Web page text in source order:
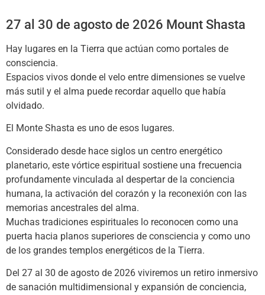
27 al 30 de agosto de 2026 Mount Shasta
Hay lugares en la Tierra que actúan como portales de
consciencia.
Espacios vivos donde el velo entre dimensiones se vuelve
más sutil y el alma puede recordar aquello que había
olvidado.
El Monte Shasta es uno de esos lugares.
Considerado desde hace siglos un centro energético
planetario, este vórtice espiritual sostiene una frecuencia
profundamente vinculada al despertar de la conciencia
humana, la activación del corazón y la reconexión con las
memorias ancestrales del alma.
Muchas tradiciones espirituales lo reconocen como una
puerta hacia planos superiores de consciencia y como uno
de los grandes templos energéticos de la Tierra.
Del 27 al 30 de agosto de 2026 viviremos un retiro inmersivo
de sanación multidimensional y expansión de conciencia,